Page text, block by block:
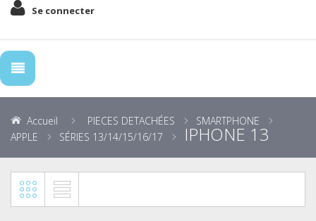
Se connecter
Accueil PIECES DETACHÉES
SMARTPHONE
APPLE
SÉRIES 13/14/15/16/17 IPHONE 13